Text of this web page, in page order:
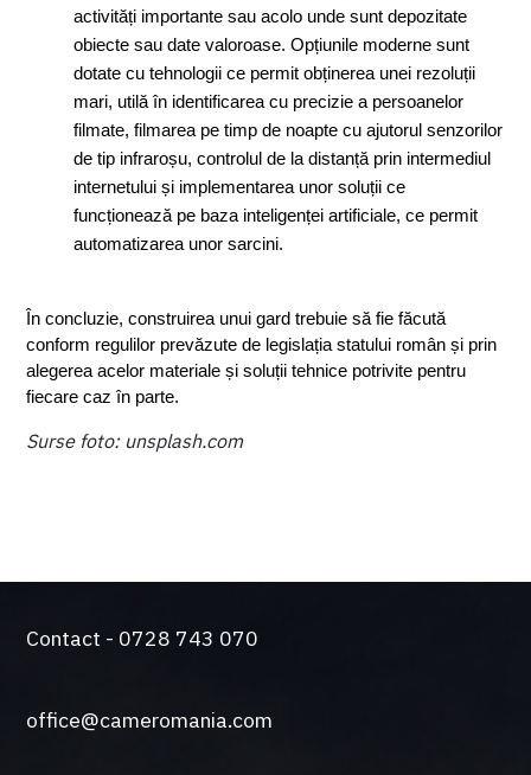
activități importante sau acolo unde sunt depozitate
obiecte sau date valoroase. Opțiunile moderne sunt
dotate cu tehnologii ce permit obținerea unei rezoluții
mari, utilă în identificarea cu precizie a persoanelor
filmate, filmarea pe timp de noapte cu ajutorul senzorilor
de tip infraroșu, controlul de la distanță prin intermediul
internetului și implementarea unor soluții ce
funcționează pe baza inteligenței artificiale, ce permit
automatizarea unor sarcini.
În concluzie, construirea unui gard trebuie să fie făcută
conform regulilor prevăzute de legislația statului român și prin
alegerea acelor materiale și soluții tehnice potrivite pentru
fiecare caz în parte.
Surse foto: unsplash.com
Contact - 0728 743 070
office@cameromania.com